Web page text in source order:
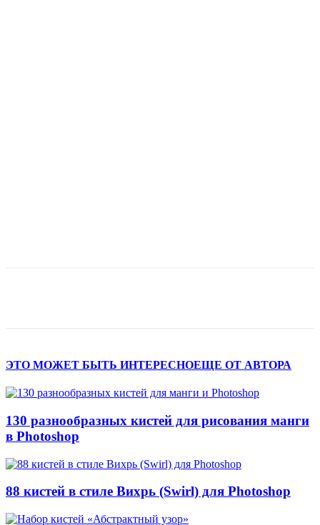
ЭТО МОЖЕТ БЫТЬ ИНТЕРЕСНОЕЩЕ ОТ АВТОРА
130 разнообразных кистей для рисования манги
в Photoshop
88 кистей в стиле Вихрь (Swirl) для Photoshop